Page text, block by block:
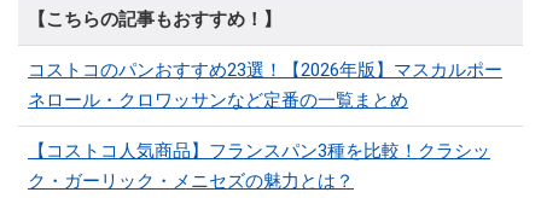
【こちらの記事もおすすめ！】
コストコのパンおすすめ23選！【2026年版】マスカルポー
ネロール・クロワッサンなど定番の一覧まとめ
【コストコ人気商品】フランスパン3種を比較！クラシッ
ク・ガーリック・メニセズの魅力とは？